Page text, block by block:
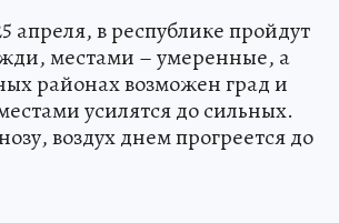
апреля, в республике пройдут
местами – умеренные, а
районах возможен град и
усилятся до сильных.
воздух днем прогреется до